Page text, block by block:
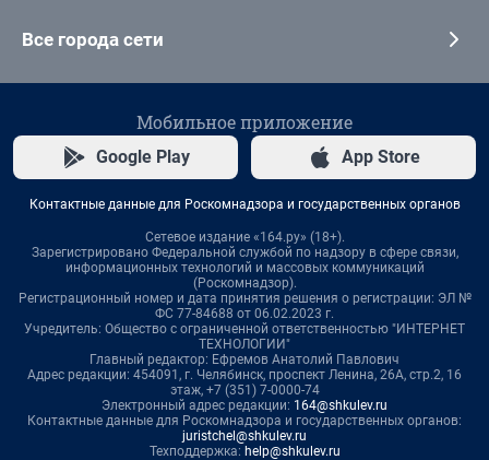
Все города сети
Мобильное приложение
Google Play App Store
Контактные данные для Роскомнадзора и государственных органов
Сетевое издание «164.ру» (18+).
Зарегистрировано Федеральной службой по надзору в сфере связи,
информационных технологий и массовых коммуникаций
(Роскомнадзор).
Регистрационный номер и дата принятия решения о регистрации: ЭЛ №
ФС 77-84688 от 06.02.2023 г.
Учредитель: Общество с ограниченной ответственностью "ИНТЕРНЕТ
ТЕХНОЛОГИИ"
Главный редактор: Ефремов Анатолий Павлович
Адрес редакции: 454091, г. Челябинск, проспект Ленина, 26А, стр.2, 16
этаж, +7 (351) 7-0000-74
Электронный адрес редакции: 164@shkulev.ru
Контактные данные для Роскомнадзора и государственных органов:
juristchel@shkulev.ru
Техподдержка: help@shkulev.ru